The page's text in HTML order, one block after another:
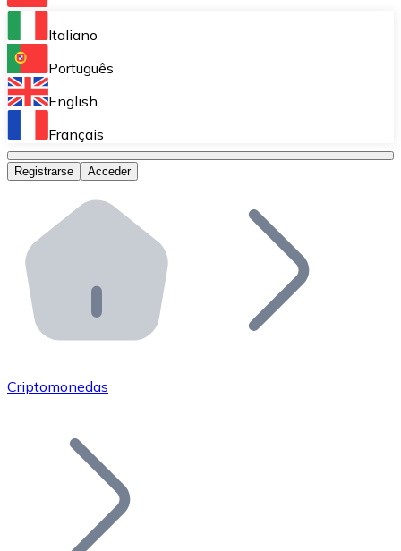
Bitnovo Ramp
Integra nuestra solución en tu plataforma.
Bitnovo Giftcards
Bitnovo OTC
Bitnovo ATM
Integra un ATM Bitnovo en tu negocio y permite que
Bitnovo API
Integra nuestra API en tu ecosistema.
Únete a nuestra red de distribuidores.
Añade tu proyecto a nuestro ecosistema.
Italiano
Português
English
Français
Registrarse Acceder
Criptomonedas